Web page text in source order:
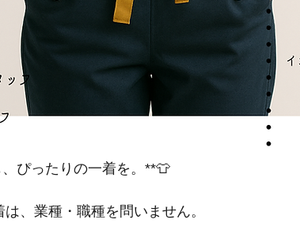
ぴったりの一着を。**👕
、業種・職種を問いません。